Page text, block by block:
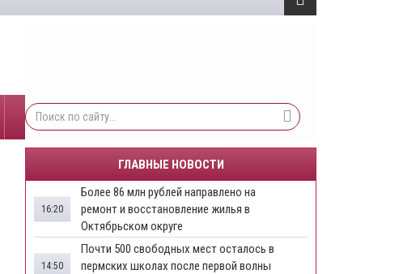
ГЛАВНЫЕ НОВОСТИ
Более 86 млн рублей направлено на
ремонт и восстановление жилья в
Октябрьском округе
16:20
Почти 500 свободных мест осталось в
пермских школах после первой волны
14:50